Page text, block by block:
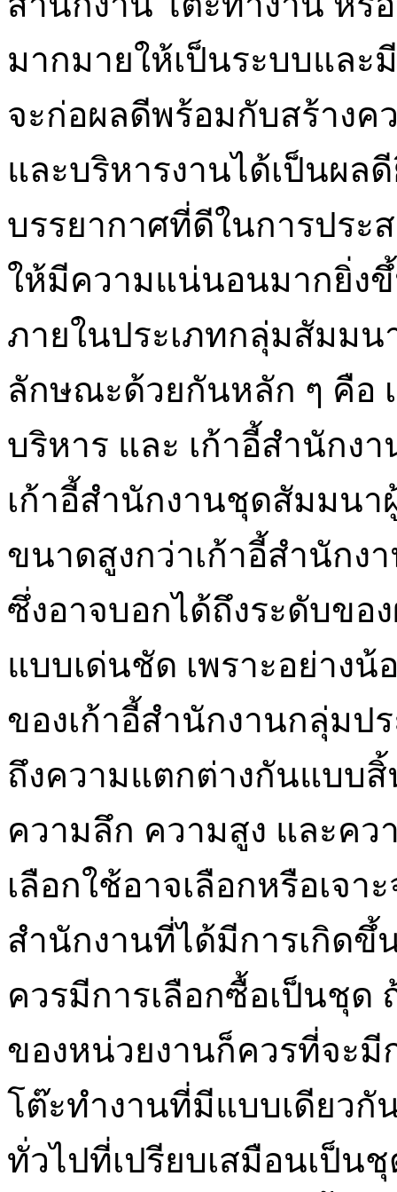
มากมายให้เป็นระบบแล
จะก่อผลดีพร้อมกับสร้างค
และบริหารงานได้เป็นผล
บรรยากาศที่ดีในการประ
ให้มีความแน่นอนมากยิ่ง
ภายในประเภทกลุ่มสัมมน
ลักษณะด้วยกันหลัก ๆ คือ
บริหาร และ เก้าอี้สำนักง
เก้าอี้สำนักงานชุดสัมมน
ขนาดสูงกว่าเก้าอี้สำนักง
ซึ่งอาจบอกได้ถึงระดับขอ
แบบเด่นชัด เพราะอย่าง
ของเก้าอี้สำนักงานกลุ่มป
ถึงความแตกต่างกันแบบ
ความลึก ความสูง และคว
เลือกใช้อาจเลือกหรือเจา
สำนักงานที่ได้มีการเกิดขึ้
ควรมีการเลือกซื้อเป็นชุ
ของหน่วยงานก็ควรที่จะมี
โต๊ะทำงานที่มีแบบเดียวกั
ทั่วไปที่เปรียบเสมือนเป็น